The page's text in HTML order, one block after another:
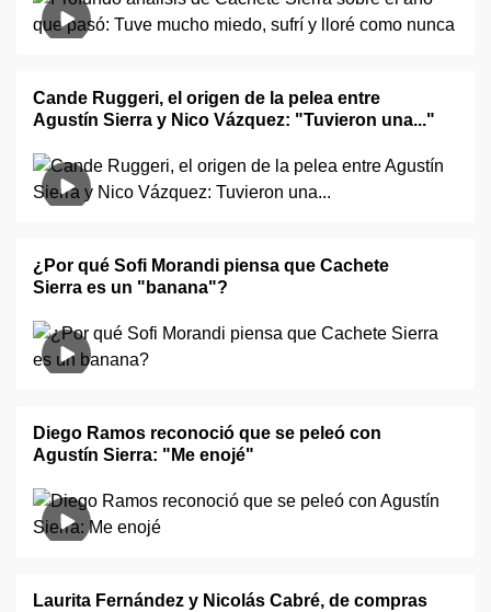
Cande Ruggeri, el origen de la pelea entre
Agustín Sierra y Nico Vázquez: "Tuvieron una..."
¿Por qué Sofi Morandi piensa que Cachete
Sierra es un "banana"?
Diego Ramos reconoció que se peleó con
Agustín Sierra: "Me enojé"
Laurita Fernández y Nicolás Cabré, de compras